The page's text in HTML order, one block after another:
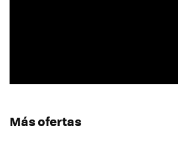
Más ofertas